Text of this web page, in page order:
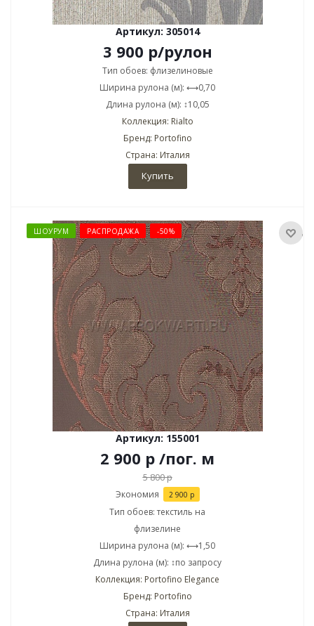
Артикул: 305014
3 900 р/рулон
Тип обоев: флизелиновые
Ширина рулона (м): ⟷0,70
Длина рулона (м): ↕10,05
Коллекция: Rialto
Бренд: Portofino
Страна: Италия
Купить
ШОУРУМ РАСПРОДАЖА -50%
Артикул: 155001
2 900 р /пог. м
5 800р
Экономия 2 900 р
Тип обоев: текстиль на
флизелине
Ширина рулона (м): ⟷1,50
Длина рулона (м): ↕по запросу
Коллекция: Portofino Elegance
Бренд: Portofino
Страна: Италия